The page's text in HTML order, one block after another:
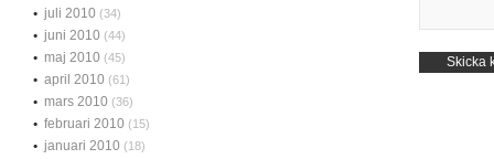
juli 2010 (34)
juni 2010 (44)
maj 2010 (45)
april 2010 (61)
mars 2010 (36)
februari 2010 (15)
januari 2010 (18)